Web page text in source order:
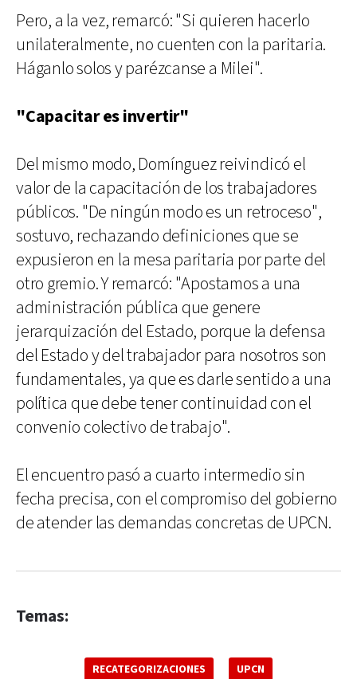
Pero, a la vez, remarcó: "Si quieren hacerlo
unilateralmente, no cuenten con la paritaria.
Háganlo solos y parézcanse a Milei".
"Capacitar es invertir"
Del mismo modo, Domínguez reivindicó el
valor de la capacitación de los trabajadores
públicos. "De ningún modo es un retroceso",
sostuvo, rechazando definiciones que se
expusieron en la mesa paritaria por parte del
otro gremio. Y remarcó: "Apostamos a una
administración pública que genere
jerarquización del Estado, porque la defensa
del Estado y del trabajador para nosotros son
fundamentales, ya que es darle sentido a una
política que debe tener continuidad con el
convenio colectivo de trabajo".
El encuentro pasó a cuarto intermedio sin
fecha precisa, con el compromiso del gobierno
de atender las demandas concretas de UPCN.
Temas:
RECATEGORIZACIONES UPCN